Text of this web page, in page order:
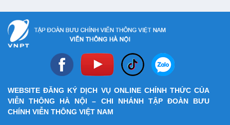
WEBSITE ĐĂNG KÝ DỊCH VỤ ONLINE CHÍNH THỨC CỦA
VIỄN THÔNG HÀ NỘI – CHI NHÁNH TẬP ĐOÀN BƯU
CHÍNH VIỄN THÔNG VIỆT NAM